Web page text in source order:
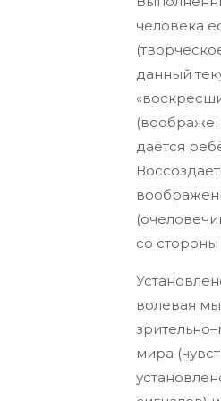
человека
данный
даётся
со стороны
волевая
мира